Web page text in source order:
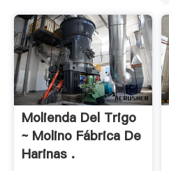
Molienda Del Trigo
~ Molino Fábrica De
Harinas .